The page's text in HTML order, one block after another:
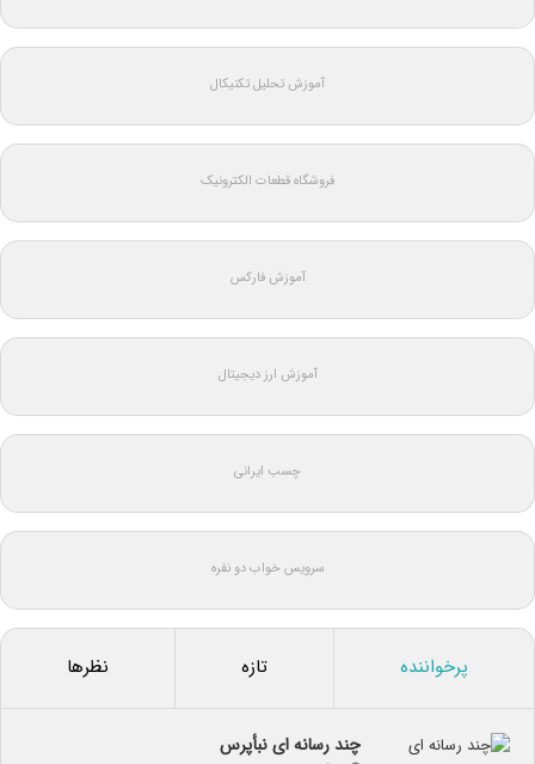
آموزش تحلیل تکنیکال
فروشگاه قطعات الکترونیک
آموزش فارکس
آموزش ارز دیجیتال
چسب ایرانی
سرویس خواب دو نفره
پرخواننده تازه نظرها
چند رسانه ای نبأپرس